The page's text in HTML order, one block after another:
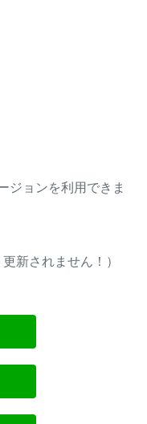
ジョンを利用できま
新されません！）